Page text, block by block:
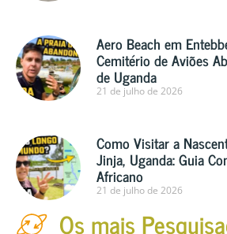
Aero Beach em
Cemitério de Aviões
de Uganda
21 de julho de 2026
Como Visitar a
Jinja, Uganda: Guia
Africano
21 de julho de 2026
Os mais